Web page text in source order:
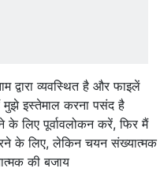
द्वारा व्यवस्थित है और फाइलें
इस्तेमाल करना पसंद है
के लिए पूर्वावलोकन करें, फिर मैं
के लिए, लेकिन चयन संख्यात्मक
की बजाय